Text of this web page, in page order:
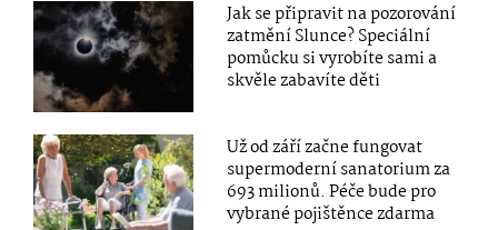
Jak se připravit na pozorování
zatmění Slunce? Speciální
pomůcku si vyrobíte sami a
skvěle zabavíte děti
Už od září začne fungovat
supermoderní sanatorium za
693 milionů. Péče bude pro
vybrané pojištěnce zdarma